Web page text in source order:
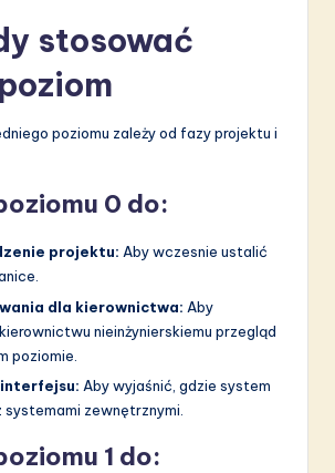
stosować
poziomu zależy od fazy projektu i
0 do:
projektu: Aby wczesnie ustalić
dla kierownictwa: Aby
nieinżynierskiemu przegląd
poziomie.
Aby wyjaśnić, gdzie system
systemami zewnętrznymi.
1 do: